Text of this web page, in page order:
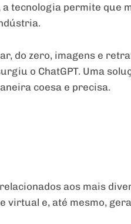
tecnologia permite que
do zero, imagens e
o ChatGPT. Uma
coesa e precisa.
aos mais
virtual e, até mesmo,